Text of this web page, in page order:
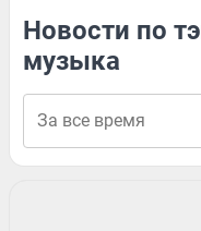
Новости по
музыка